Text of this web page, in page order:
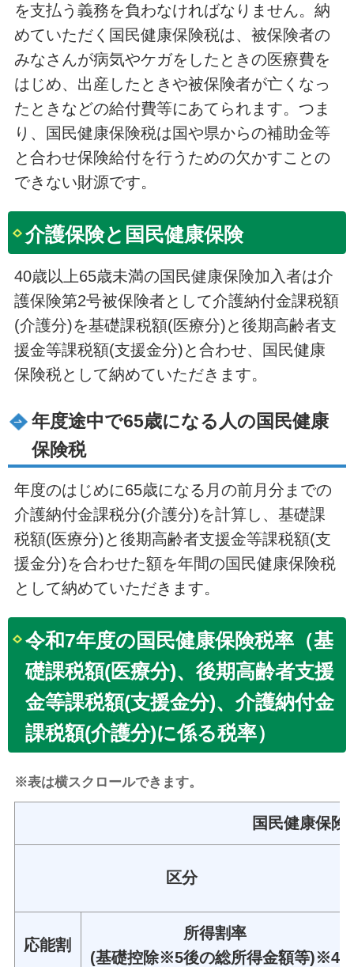
を支払う義務を負わなければなりません。納
めていただく国民健康保険税は、被保険者の
みなさんが病気やケガをしたときの医療費を
はじめ、出産したときや被保険者が亡くなっ
たときなどの給付費等にあてられます。つま
り、国民健康保険税は国や県からの補助金等
と合わせ保険給付を行うための欠かすことの
できない財源です。
介護保険と国民健康保険
40歳以上65歳未満の国民健康保険加入者は介
護保険第2号被保険者として介護納付金課税額
(介護分)を基礎課税額(医療分)と後期高齢者支
援金等課税額(支援金分)と合わせ、国民健康
保険税として納めていただきます。
年度途中で65歳になる人の国民健康
保険税
年度のはじめに65歳になる月の前月分までの
介護納付金課税分(介護分)を計算し、基礎課
税額(医療分)と後期高齢者支援金等課税額(支
援金分)を合わせた額を年間の国民健康保険税
として納めていただきます。
令和7年度の国民健康保険税率（基
礎課税額(医療分)、後期高齢者支援
金等課税額(支援金分)、介護納付金
課税額(介護分)に係る税率）
※表は横スクロールできます。
国民健康保
区分
応能割
所得割率
(基礎控除※5後の総所得金額等)※4